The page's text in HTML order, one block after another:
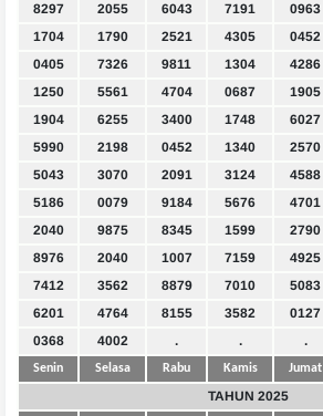
8297
2055 6043 7191 0963
1704
1790 2521 4305 0452
0405
7326 9811 1304 4286
1250
5561 4704 0687 1905
1904
6255 3400 1748 6027
5990
2198 0452 1340 2570
5043
3070 2091 3124 4588
5186
0079 9184 5676 4701
2040
9875 8345 1599 2790
8976
2040 1007 7159 4925
7412
3562 8879 7010 5083
6201
4764 8155 3582 0127
0368
4002 . . .
Senin Selasa Rabu Kamis Jumat
TAHUN 2025